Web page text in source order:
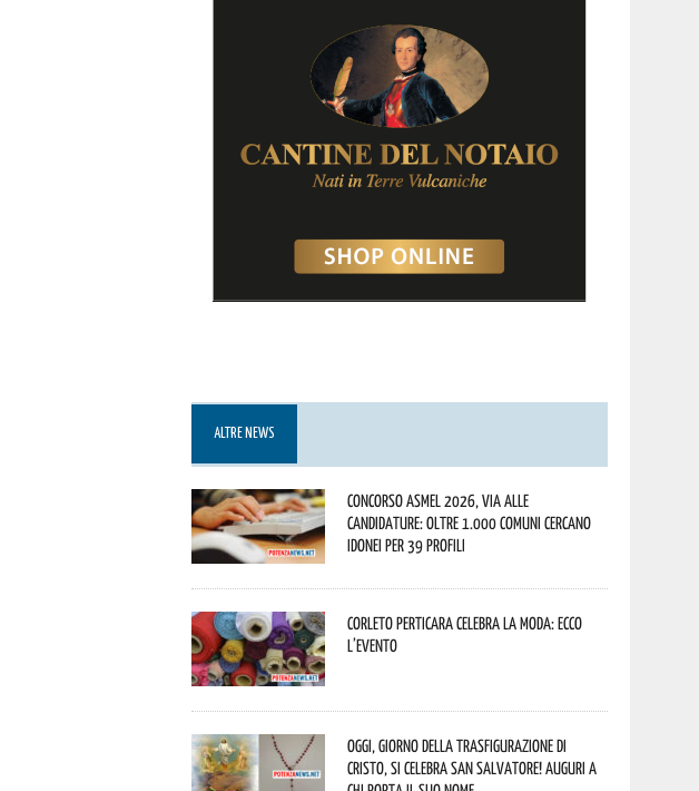
ALTRE NEWS
Concorso Asmel 2026, via alle
candidature: oltre 1.000 Comuni cercano
idonei per 39 profili
Corleto Perticara celebra la moda: ecco
l’evento
Oggi, giorno della Trasfigurazione di
Cristo, si celebra San Salvatore! Auguri a